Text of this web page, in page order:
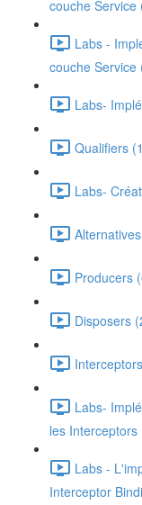
couche Service
Labs -
couche Service
Labs-
Qualifiers
Labs-
Producers
Disposers
Labs-
les Interceptors
Labs -
Interceptor